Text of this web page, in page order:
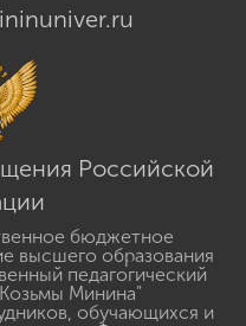
Российской
бюджетное
высшего образования
педагогический
Минина"
обучающихся и